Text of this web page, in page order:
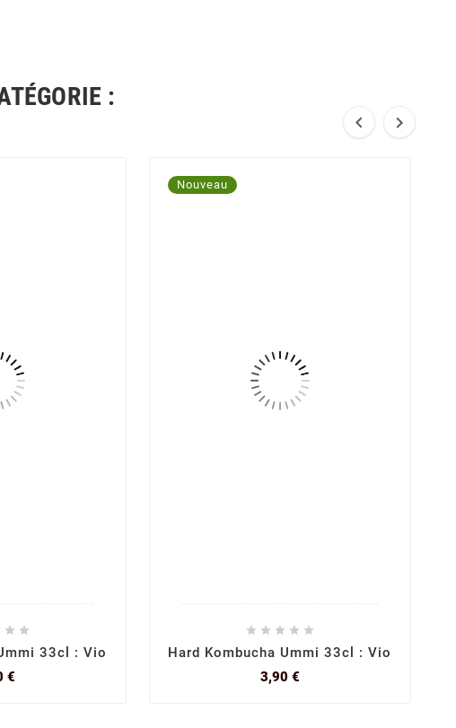
:
 
 
33cl : Vio
€Prix
Nouveau
    
Hard Kombucha Ummi 33cl : Vio
3,90 €Prix